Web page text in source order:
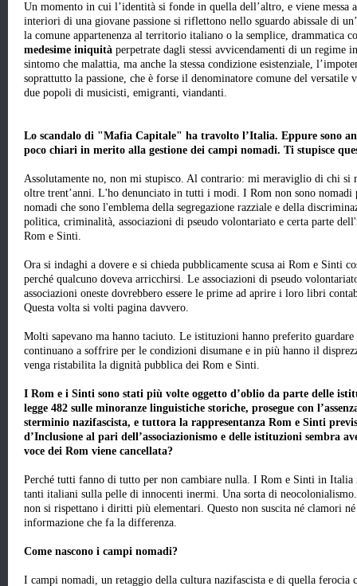
Un momento in cui l’identità si fonde in quella dell’altro, e viene messa
interiori di una giovane passione si riflettono nello sguardo abissale di
la comune appartenenza al territorio italiano o la semplice, drammatica
medesime iniquità perpetrate dagli stessi avvicendamenti di un regime
sintomo che malattia, ma anche la stessa condizione esistenziale,
soprattutto la passione, che è forse il denominatore comune del
due popoli di musicisti, emigranti, viandanti.
Lo scandalo di "Mafia Capitale" ha travolto l’Italia. Eppure sono
poco chiari in merito alla gestione dei campi nomadi. Ti stupisce
Assolutamente no, non mi stupisco. Al contrario: mi meraviglio di chi si
oltre trent’anni. L'ho denunciato in tutti i modi. I Rom non sono nomadi
nomadi che sono l'emblema della segregazione razziale e della
politica, criminalità, associazioni di pseudo volontariato e certa parte
Rom e Sinti.
Ora si indaghi a dovere e si chieda pubblicamente scusa ai Rom e Sinti
perché qualcuno doveva arricchirsi. Le associazioni di pseudo
associazioni oneste dovrebbero essere le prime ad aprire i loro libri
Questa volta si volti pagina davvero.
Molti sapevano ma hanno taciuto. Le istituzioni hanno preferito
continuano a soffrire per le condizioni disumane e in più hanno il
venga ristabilita la dignità pubblica dei Rom e Sinti.
I Rom e i Sinti sono stati più volte oggetto d’oblio da parte delle
legge 482 sulle minoranze linguistiche storiche, prosegue con
sterminio nazifascista, e tuttora la rappresentanza Rom e Sinti
d’Inclusione al pari dell’associazionismo e delle istituzioni sembra
voce dei Rom viene cancellata?
Perché tutti fanno di tutto per non cambiare nulla. I Rom e Sinti in Italia
tanti italiani sulla pelle di innocenti inermi. Una sorta di
non si rispettano i diritti più elementari. Questo non suscita né clamori
informazione che fa la differenza.
Come nascono i campi nomadi?
I campi nomadi, un retaggio della cultura nazifascista e di quella ferocia